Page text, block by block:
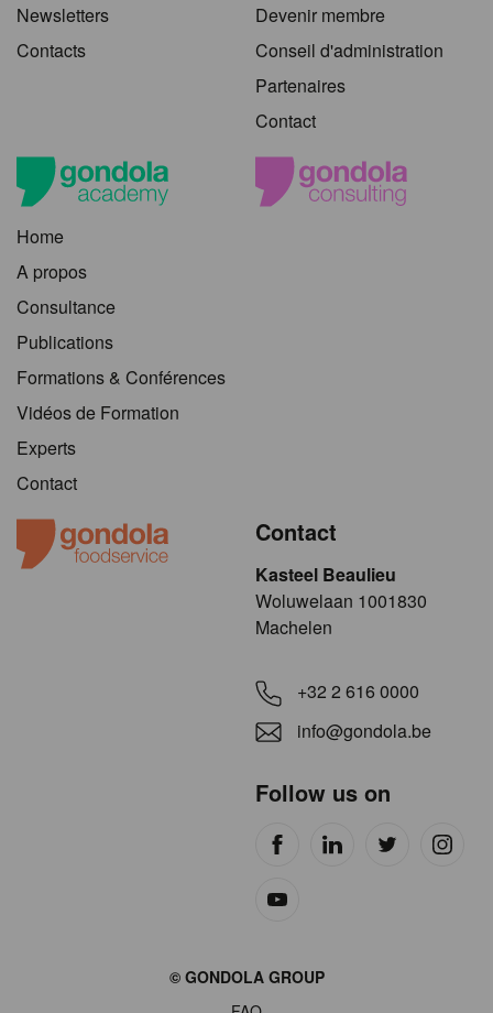
Newsletters
Contacts
Devenir membre
Conseil d'administration
Partenaires
Contact
Home
A propos
Consultance
Publications
Formations & Conférences
Vidéos de Formation
Experts
Contact
Contact
Kasteel Beaulieu
​​​Woluwelaan 1001830
Machelen
+32 2 616 0000
info@gondola.be
Follow us on
© GONDOLA GROUP